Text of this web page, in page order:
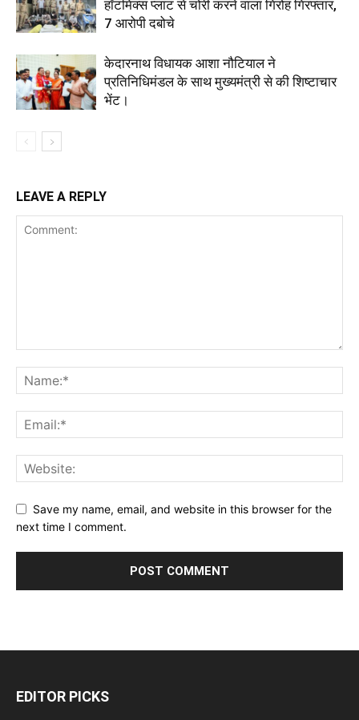
हॉटमिक्स प्लांट से चोरी करने वाला गिरोह गिरफ्तार,
7 आरोपी दबोचे
केदारनाथ विधायक आशा नौटियाल ने
प्रतिनिधिमंडल के साथ मुख्यमंत्री से की शिष्टाचार
भेंट।
LEAVE A REPLY
Save my name, email, and website in this browser for the
next time I comment.
EDITOR PICKS